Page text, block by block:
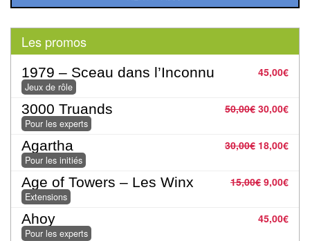
abstraits
Extensions
Casse-
têtes
Accessoires
Backgammon
Jeux
traditionnels
Les promos
45,00€
1979 – Sceau dans l’Inconnu
Jeux de rôle
50,00€ 30,00€
3000 Truands
Pour les experts
30,00€ 18,00€
Agartha
Pour les initiés
15,00€ 9,00€
Age of Towers – Les Winx
Extensions
45,00€
Ahoy
Pour les experts